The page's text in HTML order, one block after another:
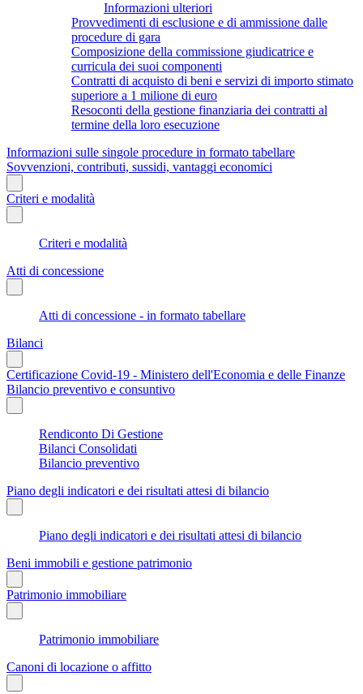
Informazioni ulteriori
Provvedimenti di esclusione e di ammissione dalle
procedure di gara
Composizione della commissione giudicatrice e
curricula dei suoi componenti
Contratti di acquisto di beni e servizi di importo stimato
superiore a 1 milione di euro
Resoconti della gestione finanziaria dei contratti al
termine della loro esecuzione
Informazioni sulle singole procedure in formato tabellare
Sovvenzioni, contributi, sussidi, vantaggi economici
Criteri e modalità
Criteri e modalità
Atti di concessione
Atti di concessione - in formato tabellare
Bilanci
Certificazione Covid-19 - Ministero dell'Economia e delle Finanze
Bilancio preventivo e consuntivo
Rendiconto Di Gestione
Bilanci Consolidati
Bilancio preventivo
Piano degli indicatori e dei risultati attesi di bilancio
Piano degli indicatori e dei risultati attesi di bilancio
Beni immobili e gestione patrimonio
Patrimonio immobiliare
Patrimonio immobiliare
Canoni di locazione o affitto